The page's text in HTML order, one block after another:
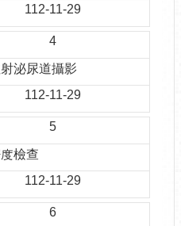
112-11-29
4
泌尿道攝影
112-11-29
5
檢查
112-11-29
6